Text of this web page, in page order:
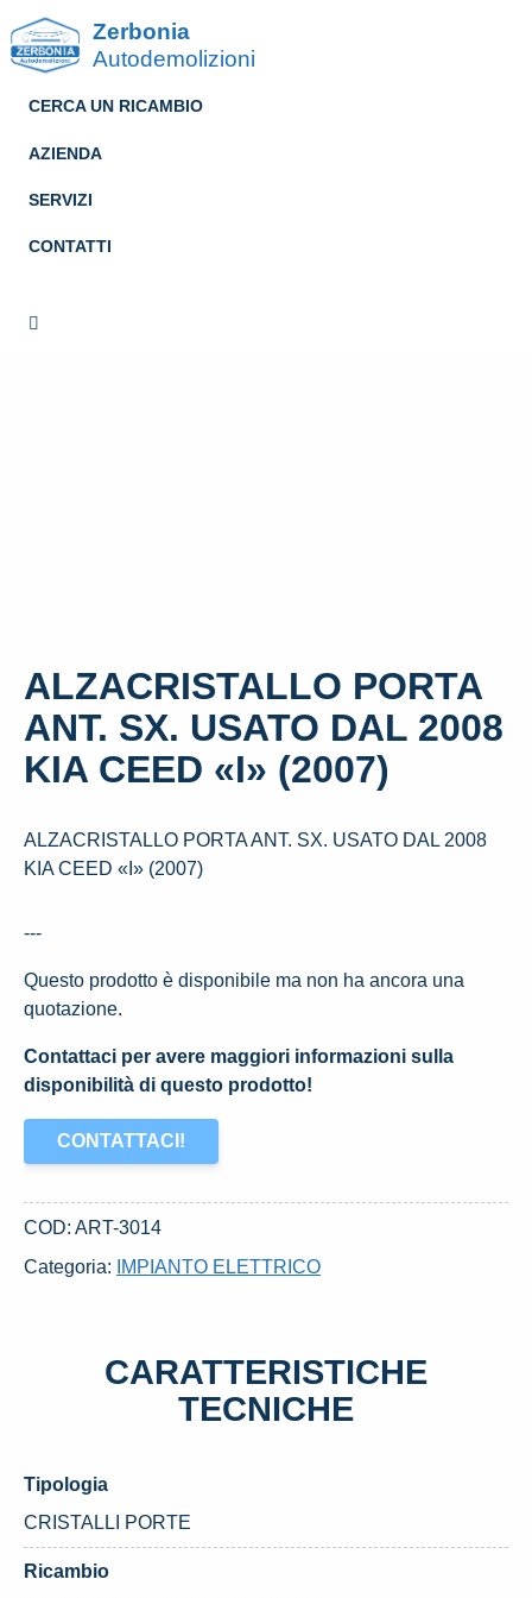
Zerbonia
Autodemolizioni
CERCA UN RICAMBIO
AZIENDA
SERVIZI
CONTATTI
ALZACRISTALLO PORTA
ANT. SX. USATO DAL 2008
KIA CEED «I» (2007)
ALZACRISTALLO PORTA ANT. SX. USATO DAL 2008
KIA CEED «I» (2007)
---
Questo prodotto è disponibile ma non ha ancora una
quotazione.
Contattaci per avere maggiori informazioni sulla
disponibilità di questo prodotto!
CONTATTACI!
COD: ART-3014
Categoria:
IMPIANTO ELETTRICO
CARATTERISTICHE
TECNICHE
Tipologia
CRISTALLI PORTE
Ricambio